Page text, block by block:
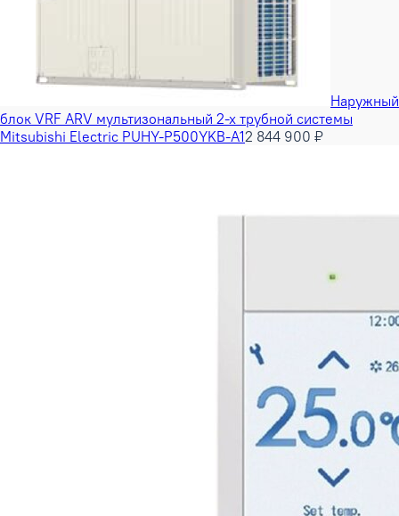
Наружный
блок VRF ARV мультизональный 2-х трубной системы
Mitsubishi Electric PUHY-P500YKB-A12 844 900 ₽